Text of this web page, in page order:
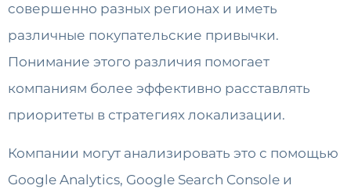
совершенно разных регионах и иметь
различные покупательские привычки.
Понимание этого различия помогает
компаниям более эффективно расставлять
приоритеты в стратегиях локализации.
Компании могут анализировать это с помощью
Google Analytics, Google Search Console и